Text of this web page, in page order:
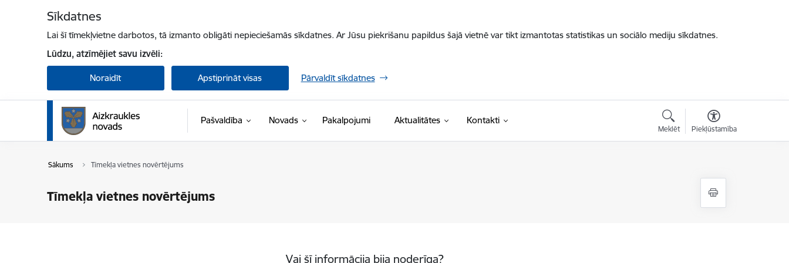
Sīkdatnes
Lai šī tīmekļvietne darbotos, tā izmanto obligāti nepieciešamās sīkdatnes. Ar Jūsu piekrišanu papildus šajā vietnē var tikt izmantotas statistikas un sociālo mediju sīkdatnes.
Lūdzu, atzīmējiet savu izvēli:
Noraidīt Apstiprināt visas Pārvaldīt sīkdatnes
Pašvaldība Novads Pakalpojumi Aktualitātes Kontakti
Meklēt Piekļūstamība
Sākums Tīmekļa vietnes novērtējums
Tīmekļa vietnes novērtējums
Vai šī informācija bija noderīga?